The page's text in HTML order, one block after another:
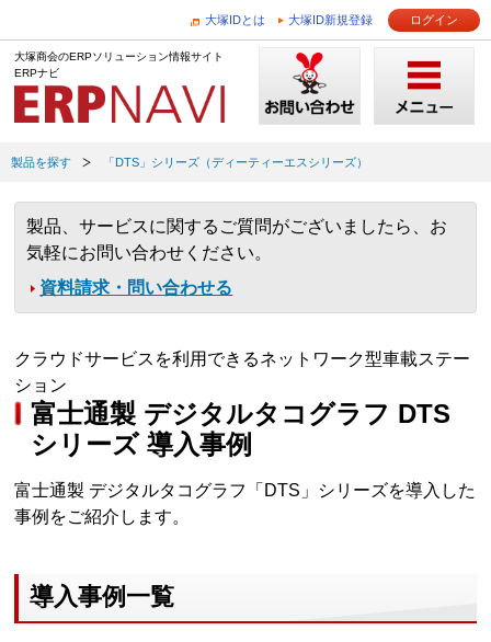
大塚IDとは 大塚ID新規登録 ログイン
大塚商会のERPソリューション情報サイト
ERPナビ
製品を探す 「DTS」シリーズ（ディーティーエスシリーズ）
製品、サービスに関するご質問がございましたら、お
気軽にお問い合わせください。
資料請求・問い合わせる
クラウドサービスを利用できるネットワーク型車載ステー
ション
富士通製 デジタルタコグラフ DTS
シリーズ 導入事例
富士通製 デジタルタコグラフ「DTS」シリーズを導入した
事例をご紹介します。
導入事例一覧